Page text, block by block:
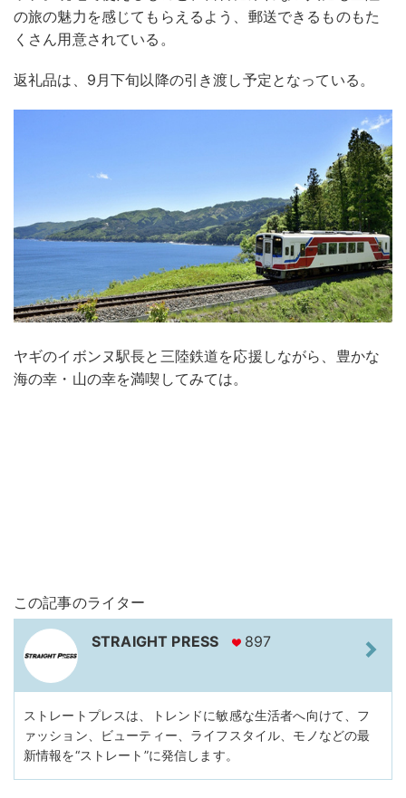
の旅の魅力を感じてもらえるよう、郵送できるものもた
くさん用意されている。
返礼品は、9月下旬以降の引き渡し予定となっている。
ヤギのイボンヌ駅長と三陸鉄道を応援しながら、豊かな
海の幸・山の幸を満喫してみては。
この記事のライター
STRAIGHT PRESS 897
ストレートプレスは、トレンドに敏感な生活者へ向けて、フ
ァッション、ビューティー、ライフスタイル、モノなどの最
新情報を“ストレート”に発信します。